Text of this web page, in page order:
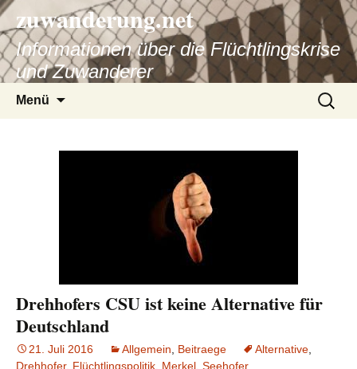
zuwanderung.net
Informationen über die Flüchtlingskrise
und Zuwanderer
Menü
Suche
nach:
Drehhofers CSU ist keine Alternative für
Deutschland
21. Juli 2016 Allgemein Beitraege Alternative
Drehhofer, Flüchtlingspolitik Merkel Seehofer